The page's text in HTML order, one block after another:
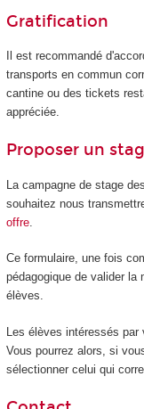
Gratification
Il est recommandé
transports en commun
cantine ou des tickets
appréciée.
Proposer un
La campagne de stage
souhaitez nous
offre.
Ce formulaire, une fois
pédagogique de valider la
élèves.
Les élèves intéressés
Vous pourrez alors, si
sélectionner celui qui